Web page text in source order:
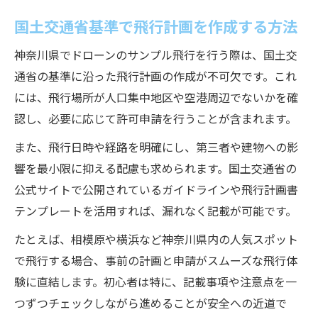
国土交通省基準で飛行計画を作成する方法
神奈川県でドローンのサンプル飛行を行う際は、国土交
通省の基準に沿った飛行計画の作成が不可欠です。これ
には、飛行場所が人口集中地区や空港周辺でないかを確
認し、必要に応じて許可申請を行うことが含まれます。
また、飛行日時や経路を明確にし、第三者や建物への影
響を最小限に抑える配慮も求められます。国土交通省の
公式サイトで公開されているガイドラインや飛行計画書
テンプレートを活用すれば、漏れなく記載が可能です。
たとえば、相模原や横浜など神奈川県内の人気スポット
で飛行する場合、事前の計画と申請がスムーズな飛行体
験に直結します。初心者は特に、記載事項や注意点を一
つずつチェックしながら進めることが安全への近道で